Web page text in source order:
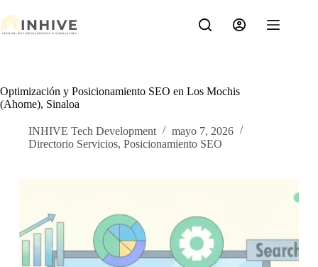
al
contenido
Optimización y Posicionamiento SEO en Los Mochis
(Ahome), Sinaloa
INHIVE Tech Development
mayo 7, 2026
Directorio Servicios, Posicionamiento SEO